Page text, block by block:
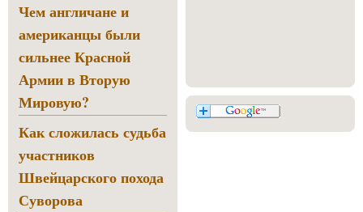
Чем англичане и
американцы были
сильнее Красной
Армии в Вторую
Мировую?
Как сложилась судьба
участников
Швейцарского похода
Суворова